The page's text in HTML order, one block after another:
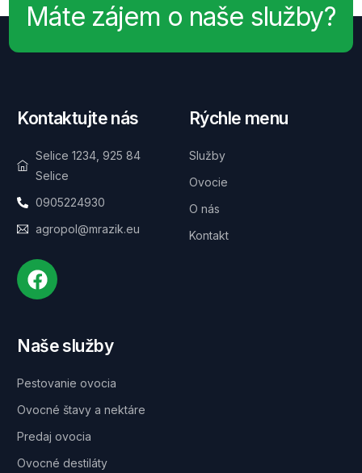
Máte zájem o naše služby?
Kontaktujte nás
Selice 1234, 925 84
Selice
0905224930
agropol@mrazik.eu
Rýchle menu
Služby
Ovocie
O nás
Kontakt
Naše služby
Pestovanie ovocia
Ovocné štavy a nektáre
Predaj ovocia
Ovocné destiláty